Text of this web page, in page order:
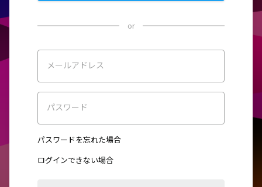
or
メールアドレス
パスワード
パスワードを忘れた場合
ログインできない場合